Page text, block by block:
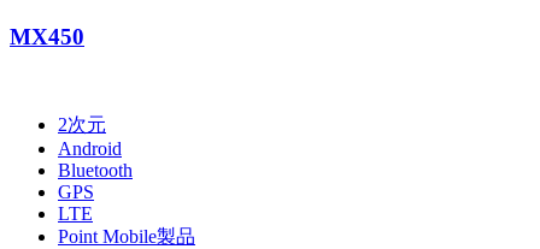
MX450
2次元
Android
Bluetooth
GPS
LTE
Point Mobile製品